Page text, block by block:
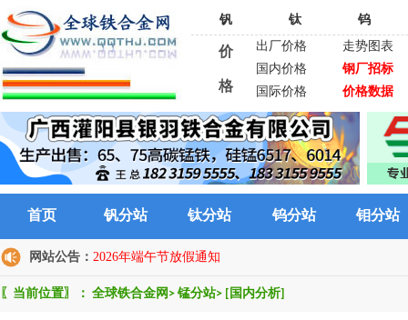
钒 钛 钨
价
格
出厂价格
走势图表
国内价格
钢厂招标
国际价格
价格数据
首页 钒分站 钛分站 钨分站 钼分站
网站公告： 2026年端午节放假通知
〖当前位置〗： 全球铁合金网 > 锰分站> [国内分析]